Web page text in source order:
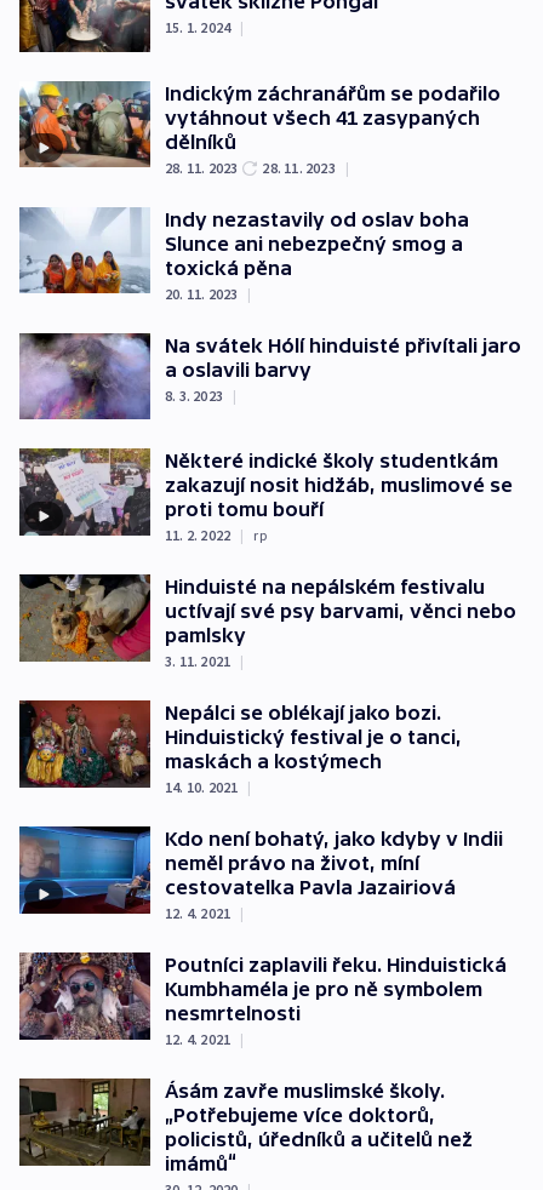
15. 1. 2024 |
Indickým záchranářům se podařilo
vytáhnout všech 41 zasypaných
dělníků
28. 11. 2023 28. 11. 2023 |
Indy nezastavily od oslav boha
Slunce ani nebezpečný smog a
toxická pěna
20. 11. 2023 |
Na svátek Hólí hinduisté přivítali jaro
a oslavili barvy
8. 3. 2023 |
Některé indické školy studentkám
zakazují nosit hidžáb, muslimové se
proti tomu bouří
11. 2. 2022 | rp
Hinduisté na nepálském festivalu
uctívají své psy barvami, věnci nebo
pamlsky
3. 11. 2021 |
Nepálci se oblékají jako bozi.
Hinduistický festival je o tanci,
maskách a kostýmech
14. 10. 2021 |
Kdo není bohatý, jako kdyby v Indii
neměl právo na život, míní
cestovatelka Pavla Jazairiová
12. 4. 2021 |
Poutníci zaplavili řeku. Hinduistická
Kumbhaméla je pro ně symbolem
nesmrtelnosti
12. 4. 2021 |
Ásám zavře muslimské školy.
„Potřebujeme více doktorů,
policistů, úředníků a učitelů než
imámů“